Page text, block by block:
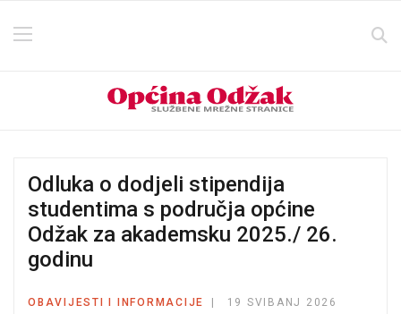
Odluka o dodjeli stipendija
studentima s područja općine
Odžak za akademsku 2025./ 26.
godinu
OBAVIJESTI I INFORMACIJE
19 SVIBANJ 2026